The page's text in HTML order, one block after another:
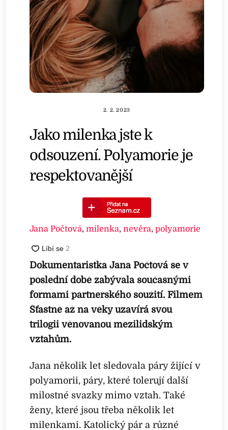
2. 2. 2023
Jako milenka jste k
odsouzení. Polyamorie je
respektovanější
Jana Počtová,milenka,nevěra,polyamorie
Dokumentaristka Jana Počtová se v
poslední době zabývala současnými
formami partnerského soužití. Filmem
Šťastně až na věky uzavírá svou
trilogii věnovanou mezilidským
vztahům.
Jana několik let sledovala páry žijící v
polyamorii, páry, které tolerují další
milostné svazky mimo vztah. Také
ženy, které jsou třeba několik let
milenkami. Katolický pár a různé